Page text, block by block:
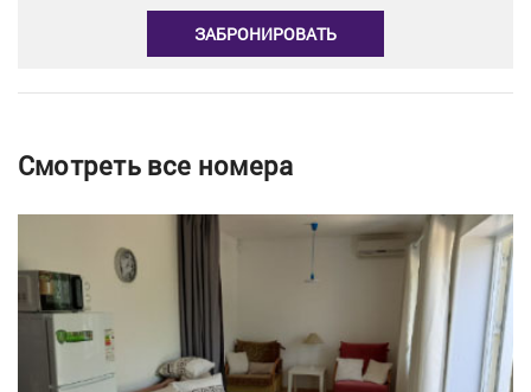
ЗАБРОНИРОВАТЬ
Смотреть все номера